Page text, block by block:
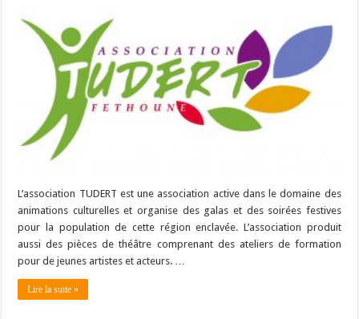
L’association TUDERT est une association active dans le domaine des
animations culturelles et organise des galas et des soirées festives
pour la population de cette région enclavée. L’association produit
aussi des pièces de théâtre comprenant des ateliers de formation
pour de jeunes artistes et acteurs. …
Lire la suite »